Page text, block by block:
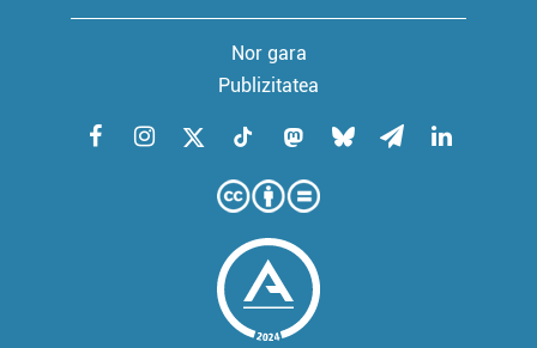
Nor gara
Publizitatea